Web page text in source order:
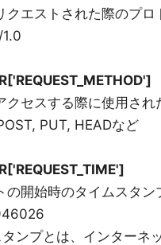
クエストされた際のプロ
クセスする際に使用され
PUT, HEADなど
の開始時のタイムスタン
ンプとは、インターネ